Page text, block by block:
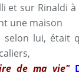
et sur Rinaldi
une maison
selon lui, était
de ma vie"